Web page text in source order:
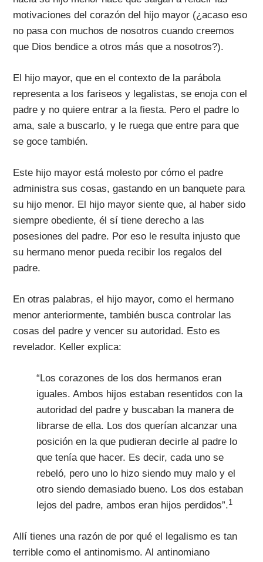
motivaciones del corazón del hijo mayor (¿acaso eso
no pasa con muchos de nosotros cuando creemos
que Dios bendice a otros más que a nosotros?).
El hijo mayor, que en el contexto de la parábola
representa a los fariseos y legalistas, se enoja con el
padre y no quiere entrar a la fiesta. Pero el padre lo
ama, sale a buscarlo, y le ruega que entre para que
se goce también.
Este hijo mayor está molesto por cómo el padre
administra sus cosas, gastando en un banquete para
su hijo menor. El hijo mayor siente que, al haber sido
siempre obediente, él sí tiene derecho a las
posesiones del padre. Por eso le resulta injusto que
su hermano menor pueda recibir los regalos del
padre.
En otras palabras, el hijo mayor, como el hermano
menor anteriormente, también busca controlar las
cosas del padre y vencer su autoridad. Esto es
revelador. Keller explica:
“Los corazones de los dos hermanos eran
iguales. Ambos hijos estaban resentidos con la
autoridad del padre y buscaban la manera de
librarse de ella. Los dos querían alcanzar una
posición en la que pudieran decirle al padre lo
que tenía que hacer. Es decir, cada uno se
rebeló, pero uno lo hizo siendo muy malo y el
otro siendo demasiado bueno. Los dos estaban
lejos del padre, ambos eran hijos perdidos”.1
Allí tienes una razón de por qué el legalismo es tan
terrible como el antinomismo. Al antinomiano